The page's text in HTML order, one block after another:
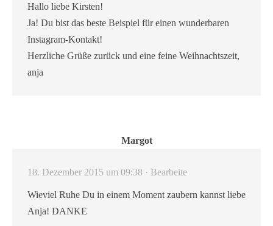
Hallo liebe Kirsten!
Ja! Du bist das beste Beispiel für einen wunderbaren
Instagram-Kontakt!
Herzliche Grüße zurück und eine feine Weihnachtszeit,
anja
Margot
18. Dezember 2015 um 09:38 · Bearbeite
Wieviel Ruhe Du in einem Moment zaubern kannst liebe
Anja! DANKE